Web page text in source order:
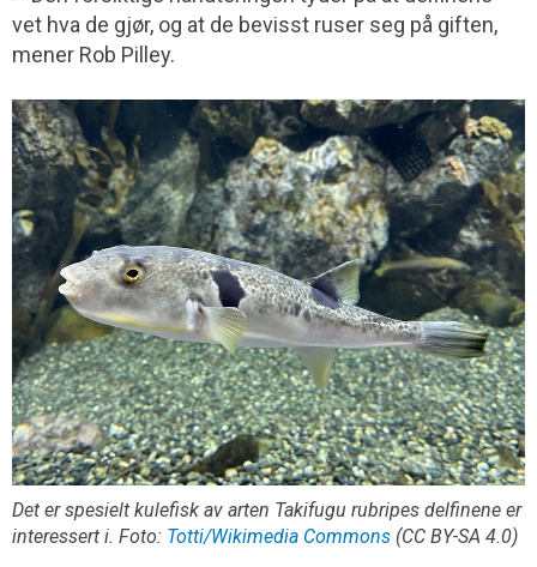
vet hva de gjør, og at de bevisst ruser seg på giften,
mener Rob Pilley.
Det er spesielt kulefisk av arten Takifugu rubripes delfinene er
interessert i. Foto: Totti/Wikimedia Commons (CC BY-SA 4.0)